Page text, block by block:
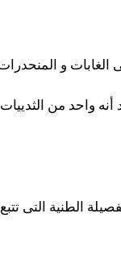
الغابات و
واحد من الثدييات
الطنية التى تتبع